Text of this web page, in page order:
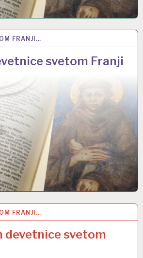
FRANJI…
svetom Franji
FRANJI…
devetnice svetom